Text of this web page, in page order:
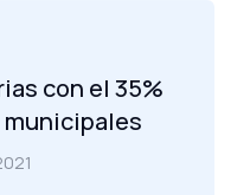
con el 35%